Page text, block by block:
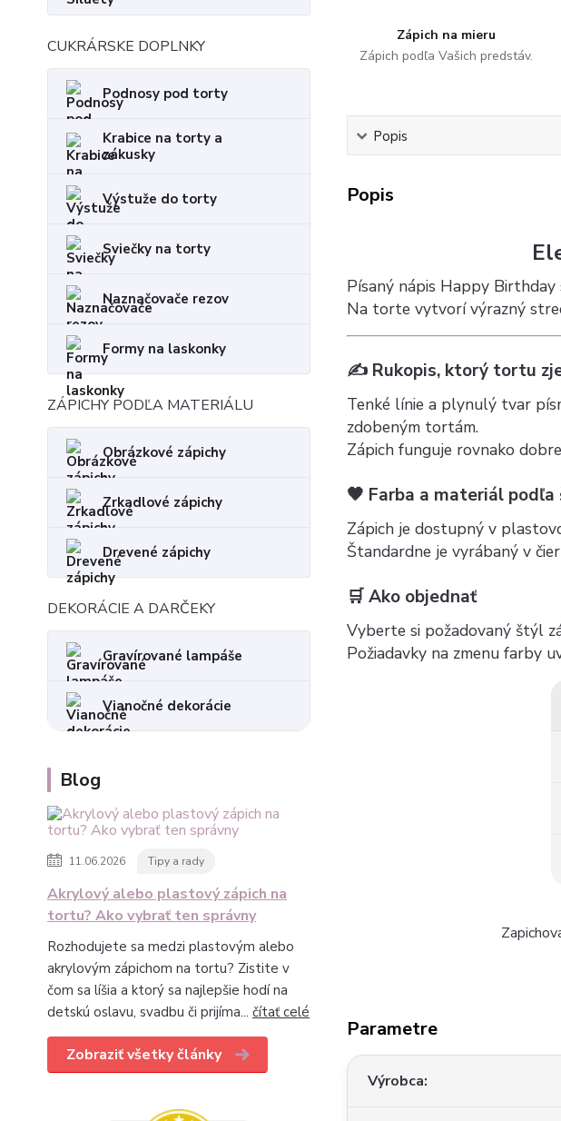
CUKRÁRSKE DOPLNKY
Podnosy pod torty
Krabice na torty a
zákusky
Výstuže do torty
Sviečky na torty
Naznačovače rezov
Formy na laskonky
ZÁPICHY PODĽA MATERIÁLU
Obrázkové zápichy
Zrkadlové zápichy
Drevené zápichy
DEKORÁCIE A DARČEKY
Gravírované lampáše
Vianočné dekorácie
Blog
11.06.2026 Tipy a rady
Akrylový alebo plastový zápich na
tortu? Ako vybrať ten správny
Rozhodujete sa medzi plastovým alebo
akrylovým zápichom na tortu? Zistite v
čom sa líšia a ktorý sa najlepšie hodí na
detskú oslavu, svadbu či prijíma... čítať celé
Zobraziť všetky články
Zápich na mieru
Zápich podľa Vašich predstáv.
Popis
Popis
Písaný nápis Happy Birthday
Na torte vytvorí výrazný
✍️ Rukopis, ktorý tortu
Tenké línie a plynulý tvar
zdobeným tortám.
Zápich funguje rovnako
🖤 Farba a materiál
Zápich je dostupný v
Štandardne je vyrábaný v
🛒 Ako objednať
Vyberte si požadovaný štýl
Požiadavky na zmenu farby
Parametre
Výrobca